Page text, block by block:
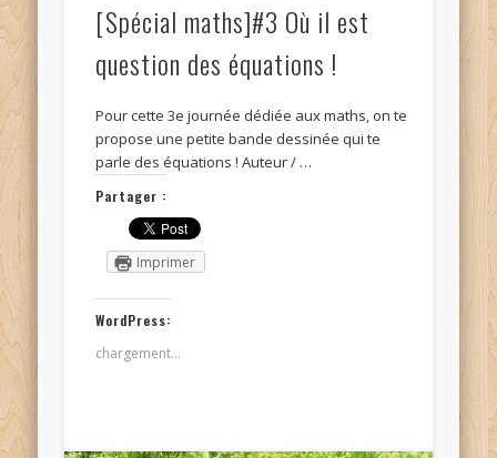
[Spécial maths]#3 Où il est
question des équations !
Pour cette 3e journée dédiée aux maths, on te
propose une petite bande dessinée qui te
parle des équations ! Auteur / …
Partager :
Imprimer
WordPress:
chargement…